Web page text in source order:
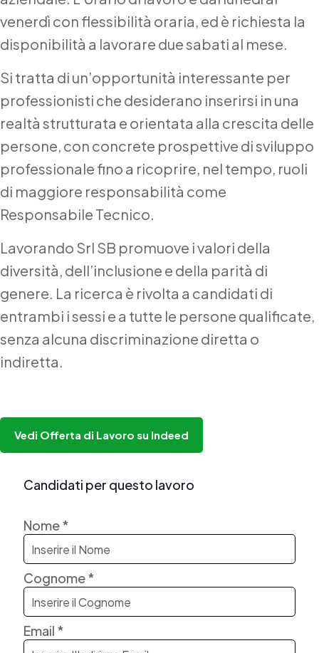
venerdì con flessibilità oraria, ed è richiesta la
disponibilità a lavorare due sabati al mese.
Si tratta di un’opportunità interessante per
professionisti che desiderano inserirsi in una
realtà strutturata e orientata alla crescita delle
persone, con concrete prospettive di sviluppo
professionale fino a ricoprire, nel tempo, ruoli
di maggiore responsabilità come
Responsabile Tecnico.
Lavorando Srl SB promuove i valori della
diversità, dell’inclusione e della parità di
genere. La ricerca è rivolta a candidati di
entrambi i sessi e a tutte le persone qualificate,
senza alcuna discriminazione diretta o
indiretta.
Vedi Offerta di Lavoro su Indeed
Candidati per questo lavoro
Nome *
Cognome *
Email *